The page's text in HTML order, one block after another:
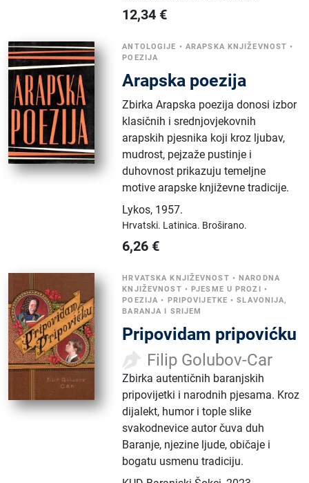
12,34 €
ANTOLOGIJE • ARAPSKA KNJIŽEVNOST •
POEZIJA
Arapska poezija
Zbirka Arapska poezija donosi izbor
klasičnih i srednjovjekovnih
arapskih pjesnika koji kroz ljubav,
mudrost, pejzaže pustinje i
duhovnost prikazuju temeljne
motive arapske književne tradicije.
Lykos, 1957.
Hrvatski. Latinica. Broširano.
6,26 €
HRVATSKA KNJIŽEVNOST •NARODNA
KNJIŽEVNOST •PJESME U PROZI •
POEZIJA • PRIPOVIJETKE •SLAVONIJA,
BARANJA I SRIJEM
Pripovidam pripovićku
Filip Golubov-Car
Zbirka autentičnih baranjskih
pripovijetki i narodnih pjesama. Kroz
dijalekt, humor i tople slike
svakodnevice autor čuva duh
Baranje, njezine ljude, običaje i
bogatu usmenu tradiciju.